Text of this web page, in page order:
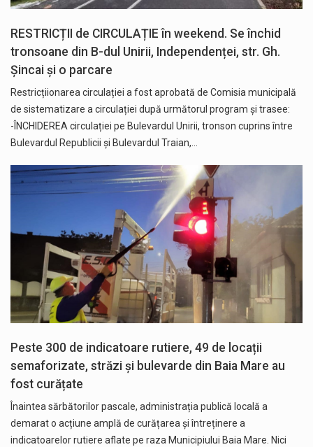
RESTRICȚII de CIRCULAȚIE în weekend. Se închid
tronsoane din B-dul Unirii, Independenței, str. Gh.
Șincai și o parcare
Restricțiionarea circulației a fost aprobată de Comisia municipală
de sistematizare a circulației după următorul program și trasee:
-ÎNCHIDEREA circulației pe Bulevardul Unirii, tronson cuprins între
Bulevardul Republicii și Bulevardul Traian,…
Peste 300 de indicatoare rutiere, 49 de locații
semaforizate, străzi și bulevarde din Baia Mare au
fost curățate
Înaintea sărbătorilor pascale, administrația publică locală a
demarat o acțiune amplă de curățarea și întreținere a
indicatoarelor rutiere aflate pe raza Municipiului Baia Mare. Nici